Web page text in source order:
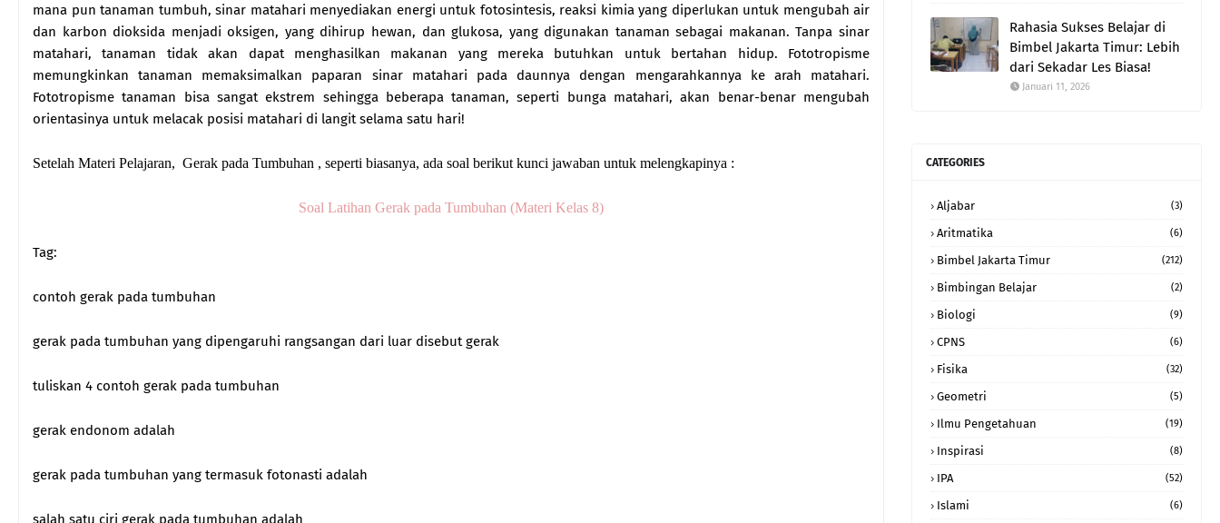
mana pun tanaman tumbuh, sinar matahari menyediakan energi untuk fotosintesis, reaksi kimia yang diperlukan untuk mengubah air
dan karbon dioksida menjadi oksigen, yang dihirup hewan, dan glukosa, yang digunakan tanaman sebagai makanan. Tanpa sinar
matahari, tanaman tidak akan dapat menghasilkan makanan yang mereka butuhkan untuk bertahan hidup. Fototropisme
memungkinkan tanaman memaksimalkan paparan sinar matahari pada daunnya dengan mengarahkannya ke arah matahari.
Fototropisme tanaman bisa sangat ekstrem sehingga beberapa tanaman, seperti bunga matahari, akan benar-benar mengubah
orientasinya untuk melacak posisi matahari di langit selama satu hari!
Setelah Materi Pelajaran, Gerak pada Tumbuhan , seperti biasanya, ada soal berikut kunci jawaban untuk melengkapinya :
Soal Latihan Gerak pada Tumbuhan (Materi Kelas 8)
Tag:
contoh gerak pada tumbuhan
gerak pada tumbuhan yang dipengaruhi rangsangan dari luar disebut gerak
tuliskan 4 contoh gerak pada tumbuhan
gerak endonom adalah
gerak pada tumbuhan yang termasuk fotonasti adalah
salah satu ciri gerak pada tumbuhan adalah
Rahasia Sukses Belajar di
Bimbel Jakarta Timur: Lebih
dari Sekadar Les Biasa!
Januari 11, 2026
CATEGORIES
Aljabar (3)
Aritmatika (6)
Bimbel Jakarta Timur (212)
Bimbingan Belajar (2)
Biologi (9)
CPNS (6)
Fisika (32)
Geometri (5)
Ilmu Pengetahuan (19)
Inspirasi (8)
IPA (52)
Islami (6)